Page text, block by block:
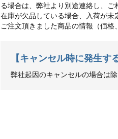
る場合は、弊社より別途連絡し、ご
在庫が欠品している場合、入荷が未
ご注文頂きました商品の情報（価格
【キャンセル時に発生す
弊社起因のキャンセルの場合は